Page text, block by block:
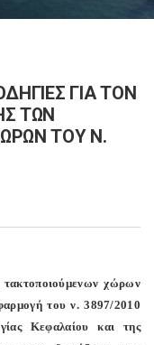
ΓΙΑ ΤΟΝ
ΤΩΝ
ΤΟΥ Ν.
τακτοποιούμενων χώρων
του ν. 3897/2010
Κεφαλαίου και της